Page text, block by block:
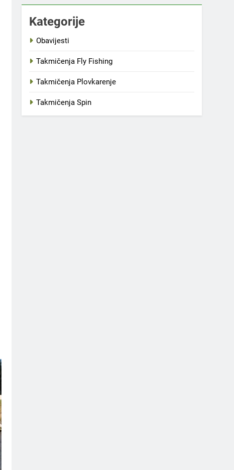
Kategorije
Obavijesti
Takmičenja Fly Fishing
Takmičenja Plovkarenje
Takmičenja Spin